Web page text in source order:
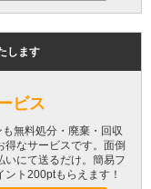
します
ビス
無料処分・廃棄・回収
得なサービスです。面倒
いにて送るだけ。簡易フ
ト200ptもらえます！